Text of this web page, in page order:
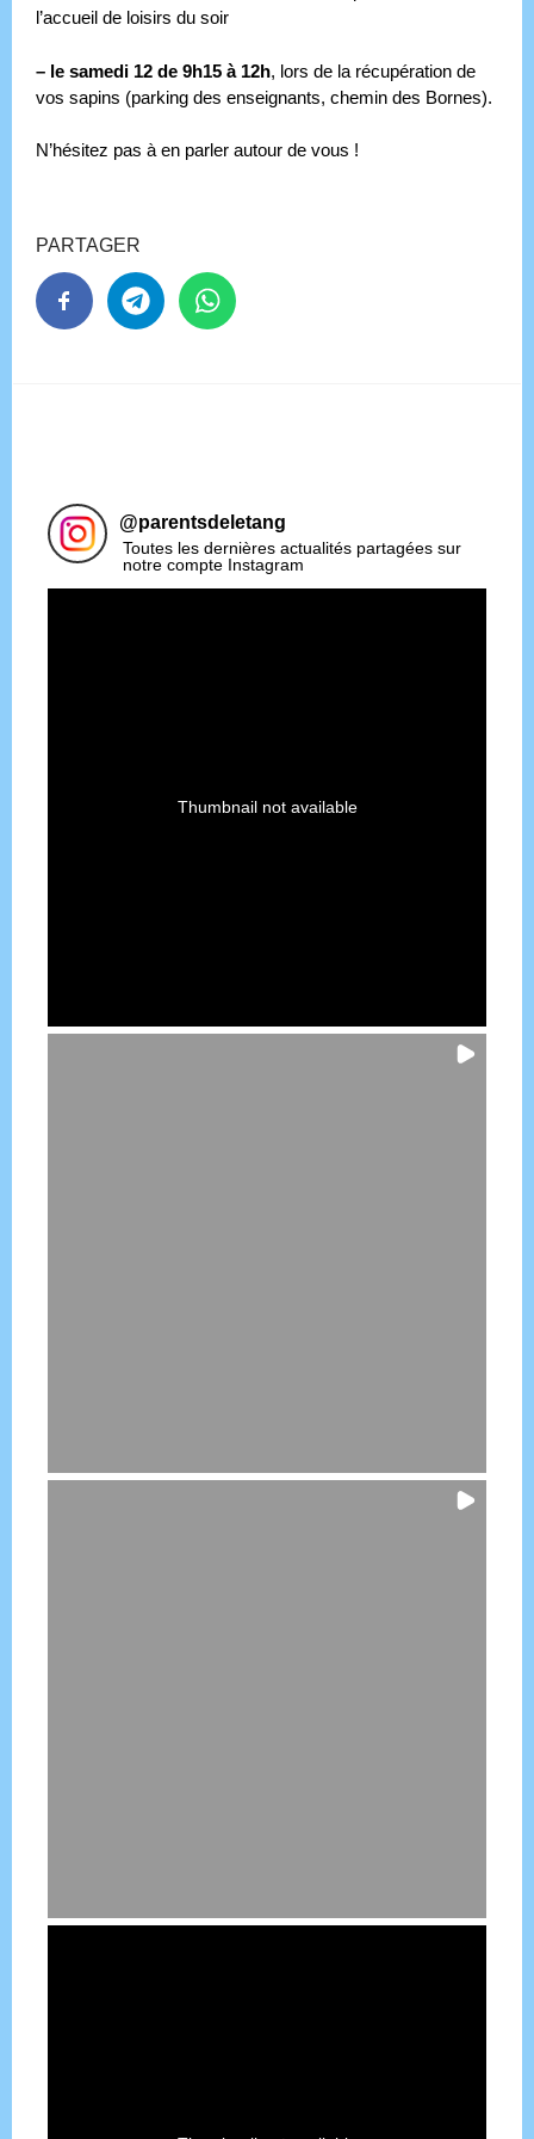
l’accueil de loisirs du soir
– le samedi 12 de 9h15 à 12h, lors de la récupération de
vos sapins (parking des enseignants, chemin des Bornes).
N’hésitez pas à en parler autour de vous !
PARTAGER
@parentsdeletang
Toutes les dernières actualités partagées sur
notre compte Instagram
Thumbnail not available